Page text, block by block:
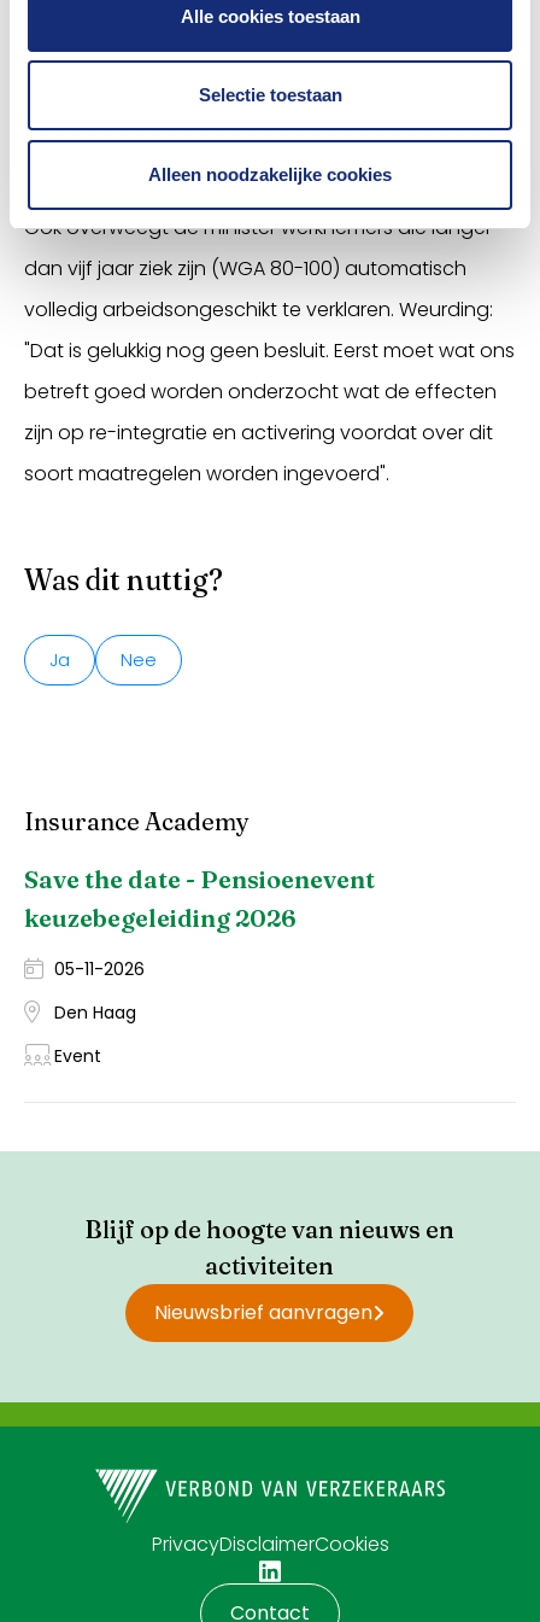
Alle cookies toestaan
Selectie toestaan
Alleen noodzakelijke cookies
minder positief over het idee om de
standaardbeoordeling door de verzekeringsarts
van 60-plussers die aanspraak willen maken op een
WIA-uitkering tijdelijk te schrappen".
Ook overweegt de minister werknemers die langer
dan vijf jaar ziek zijn (WGA 80-100) automatisch
volledig arbeidsongeschikt te verklaren. Weurding:
"Dat is gelukkig nog geen besluit. Eerst moet wat ons
betreft goed worden onderzocht wat de effecten
zijn op re-integratie en activering voordat over dit
soort maatregelen worden ingevoerd".
Was dit nuttig?
Ja Nee
Insurance Academy
Save the date - Pensioenevent
keuzebegeleiding 2026
05-11-2026
Den Haag
Event
Blijf op de hoogte van nieuws en
activiteiten
Nieuwsbrief aanvragen
PrivacyDisclaimerCookies
Contact